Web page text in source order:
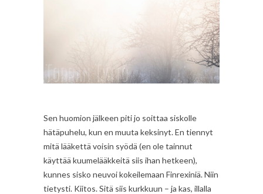
Sen huomion jälkeen piti jo soittaa siskolle
hätäpuhelu, kun en muuta keksinyt. En tiennyt
mitä lääkettä voisin syödä (en ole tainnut
käyttää kuumelääkkeitä siis ihan hetkeen),
kunnes sisko neuvoi kokeilemaan Finrexiniä. Niin
tietysti. Kiitos. Sitä siis kurkkuun – ja kas, illalla